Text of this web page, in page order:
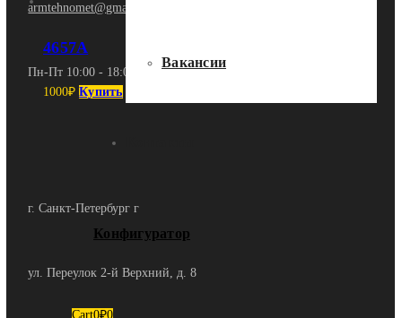
armtehnomet@gmail.com
Пн-Пт 10:00 - 18:00
г. Санкт-Петербург г
ул. Переулок 2-й Верхний, д. 8
Вакансии
Конфигуратор
Cart0₽0
4657А
1000₽ Купить